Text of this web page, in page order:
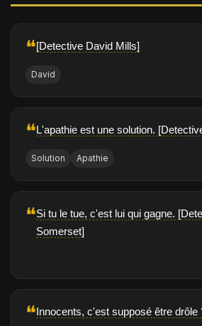
❝[Detective David Mills]
David
❝L'apathie est une solution.
Solution Apathie
❝Si tu le tue, c'est lui qui gagne.
Somerset]
❝Innocents, c'est supposé être drôle